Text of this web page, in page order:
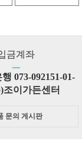
금계좌
ㅡ
073-092151-01-
조이가든센터
문의 게시판